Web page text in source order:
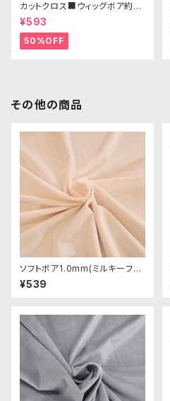
カットクロス■ウィッグボア約8c
m(ブラック)WB006ボア生地 2
5cm × 45cm
¥593
50%OFF
その他の商品
ソフトボア1.0mm(ミルキーフレ
ッシュ)SSB103 ぬいぐるみ用短
毛ボア生地 20cm
¥539